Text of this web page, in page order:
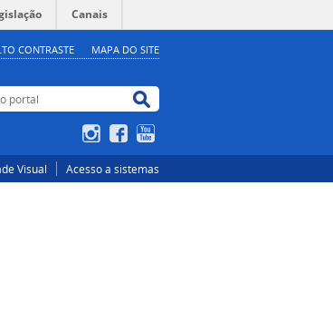
Canais
CONTRASTE MAPA DO SITE
Buscar no portal
InstagramFacebook
Visual Acesso a sistemas